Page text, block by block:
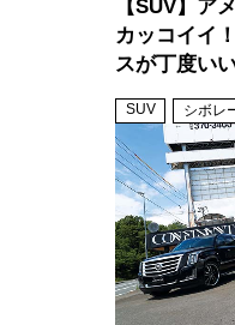
【SUV】ア
カッコイイ
スが丁度い
SUV シボレ